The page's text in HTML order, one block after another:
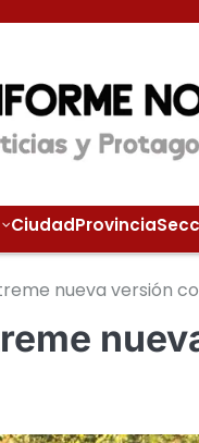
CiudadProvincia
nueva versión